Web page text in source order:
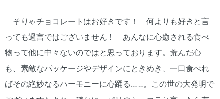
そりゃチョコレートはお好きです！ 何よりも好きと言
っても過言ではございません！ あんなに心癒される食べ
物って他に中々ないのではと思っております。荒んだ心
も、素敵なパッケージやデザインにときめき、一口食べれ
ばその絶妙なるハーモニーに心踊る……。この世の大発明で